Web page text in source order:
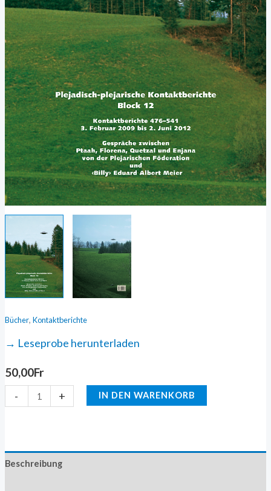
Bücher, Kontaktberichte
→ Leseprobe herunterladen
50,00Fr
- + IN DEN WARENKORB
Beschreibung